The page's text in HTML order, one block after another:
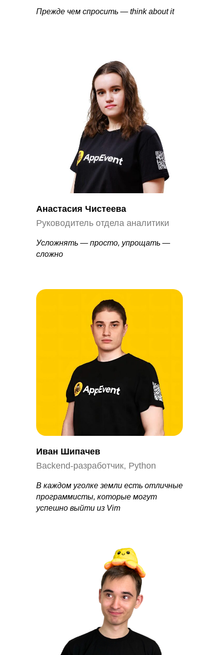
Прежде чем спросить — think about it
Анастасия Чистеева
Руководитель отдела аналитики
Усложнять — просто, упрощать —
сложно
Иван Шипачев
Backend-разработчик, Python
В каждом уголке земли есть отличные
программисты, которые могут
успешно выйти из Vim